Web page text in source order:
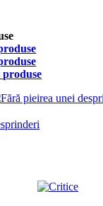
produse